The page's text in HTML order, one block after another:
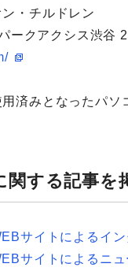
・チルドレン
ークアクシス渋谷
済みとなったパソ
関する記事を
サイトによるイ
サイトによるニ